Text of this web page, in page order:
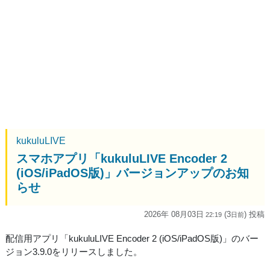
kukuluLIVE
スマホアプリ「kukuluLIVE Encoder 2
(iOS/iPadOS版)」バージョンアップのお知
らせ
2026年 08月03日 22:19 (3日前) 投稿
配信用アプリ「kukuluLIVE Encoder 2 (iOS/iPadOS版)」のバー
ジョン3.9.0をリリースしました。